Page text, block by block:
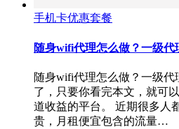
手机卡优惠套餐
随身wifi代理怎么做？一级
随身wifi代理怎么做？一级代
了，只要你看完本文，就可
道收益的平台。 近期很多人
贵，月租便宜包含的流量…